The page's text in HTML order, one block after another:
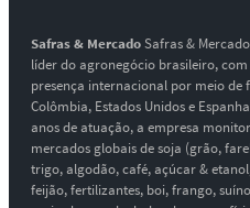
Safras & MercadoSafras &
líder do agronegócio brasileiro, com
presença internacional por meio de
Colômbia, Estados Unidos e
anos de atuação, a empresa
mercados globais de soja (grão,
trigo, algodão, café, açúcar &
feijão, fertilizantes, boi, frango,